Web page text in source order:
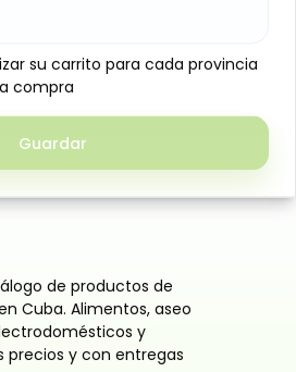
con crema sabor limón, con
y un delicioso centro cremoso.
loncheras o para disfrutar
de 34 g cada uno,
conservar su frescura.
de productos de
Cuba. Alimentos, aseo
y
precios y con entregas
su carrito para cada provincia
compra
Guardar
su carrito para cada provincia
compra
Guardar